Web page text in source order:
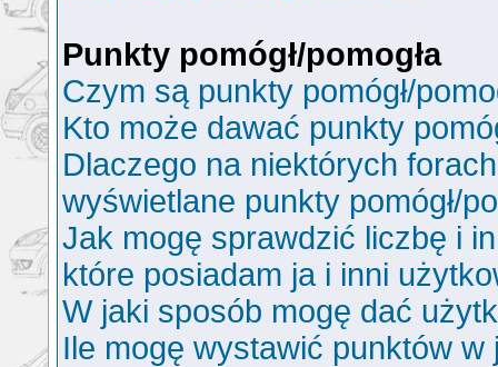
Punkty pomógł/pomogła
Czym są punkty pomógł/
Kto może dawać punkty
Dlaczego na niektórych
wyświetlane punkty pomógł/
Jak mogę sprawdzić liczbę i
które posiadam ja i inni
W jaki sposób mogę dać
Ile mogę wystawić punktów w